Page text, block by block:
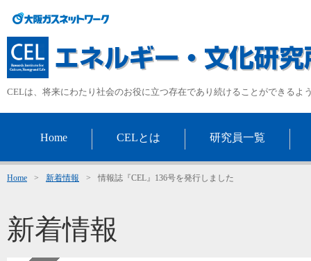
CELは、将来にわたり社会のお役に立つ存在であり続けることができるよ
Home CELとは 研究員一覧
Home > 新着情報 > 情報誌『CEL』136号を発行しました
新着情報